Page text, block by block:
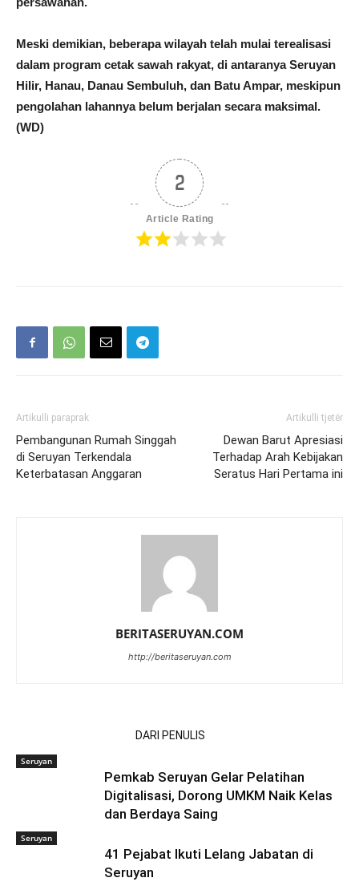
Meski demikian, beberapa wilayah telah mulai terealisasi
dalam program cetak sawah rakyat, di antaranya Seruyan
Hilir, Hanau, Danau Sembuluh, dan Batu Ampar, meskipun
pengolahan lahannya belum berjalan secara maksimal.
(WD)
2
Article Rating
Artikulli paraprak
Pembangunan Rumah Singgah
di Seruyan Terkendala
Keterbatasan Anggaran
Artikulli tjetër
Dewan Barut Apresiasi
Terhadap Arah Kebijakan
Seratus Hari Pertama ini
BERITASERUYAN.COM
http://beritaseruyan.com
DARI PENULIS
Seruyan
Pemkab Seruyan Gelar Pelatihan
Digitalisasi, Dorong UMKM Naik Kelas
dan Berdaya Saing
Seruyan
41 Pejabat Ikuti Lelang Jabatan di
Seruyan